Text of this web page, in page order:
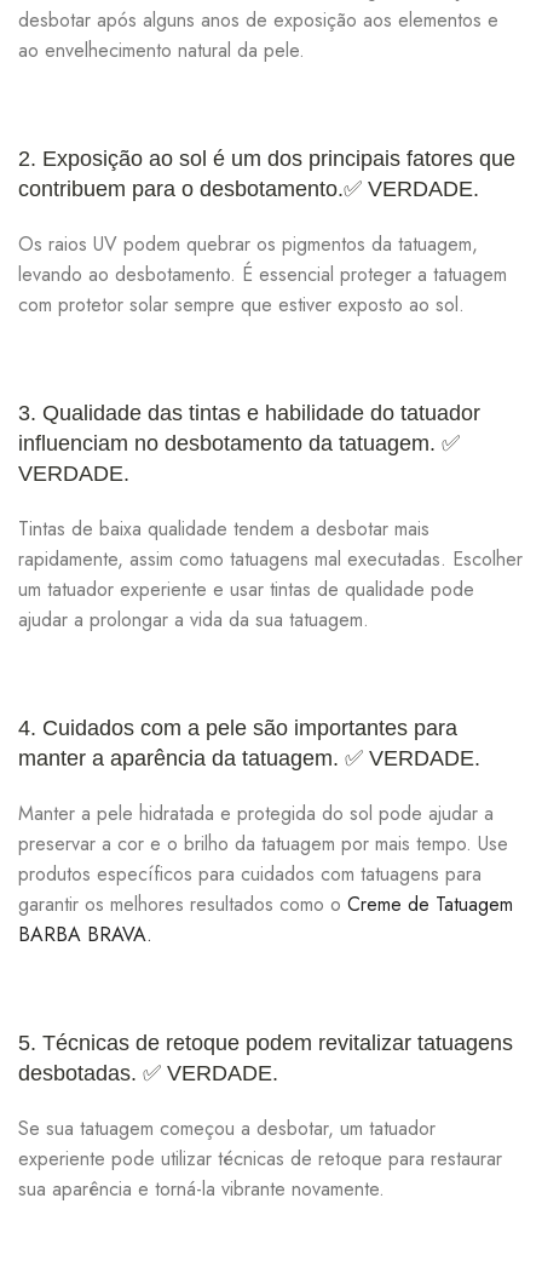
desbotar após alguns anos de exposição aos elementos e
ao envelhecimento natural da pele.
2. Exposição ao sol é um dos principais fatores que
contribuem para o desbotamento.✅ VERDADE.
Os raios UV podem quebrar os pigmentos da tatuagem,
levando ao desbotamento. É essencial proteger a tatuagem
com protetor solar sempre que estiver exposto ao sol.
3. Qualidade das tintas e habilidade do tatuador
influenciam no desbotamento da tatuagem. ✅
VERDADE.
Tintas de baixa qualidade tendem a desbotar mais
rapidamente, assim como tatuagens mal executadas. Escolher
um tatuador experiente e usar tintas de qualidade pode
ajudar a prolongar a vida da sua tatuagem.
4. Cuidados com a pele são importantes para
manter a aparência da tatuagem. ✅ VERDADE.
Manter a pele hidratada e protegida do sol pode ajudar a
preservar a cor e o brilho da tatuagem por mais tempo. Use
produtos específicos para cuidados com tatuagens para
garantir os melhores resultados como o Creme de Tatuagem
BARBA BRAVA.
5. Técnicas de retoque podem revitalizar tatuagens
desbotadas. ✅ VERDADE.
Se sua tatuagem começou a desbotar, um tatuador
experiente pode utilizar técnicas de retoque para restaurar
sua aparência e torná-la vibrante novamente.